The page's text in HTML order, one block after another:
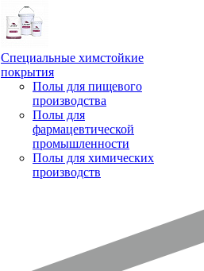
Специальные химстойкие
покрытия
Полы для пищевого
производства
Полы для
фармацевтической
промышленности
Полы для химических
производств